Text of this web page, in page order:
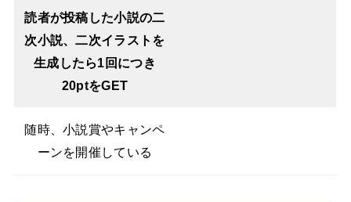
読者が投稿した小説の二
次小説、二次イラストを
生成したら1回につき
20ptをGET
随時、小説賞やキャンペ
ーンを開催している